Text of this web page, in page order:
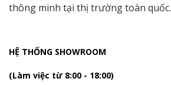
thông minh tại thị trường toàn quốc.
HỆ THỐNG SHOWROOM
(Làm việc từ 8:00 - 18:00)